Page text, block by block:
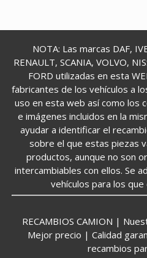
NOTA: Las marcas DAF,
RENAULT, SCANIA, VOLVO,
FORD utilizadas en esta
fabricantes de los vehículos a
uso en esta web así como los
e imágenes incluidos en la
ayudar a identificar el
sobre el que estas piezas
productos, aunque no son
intercambiables con ellos. Se
vehículos para los
RECAMBIOS CAMION |
Mejor precio | Calidad
recambios